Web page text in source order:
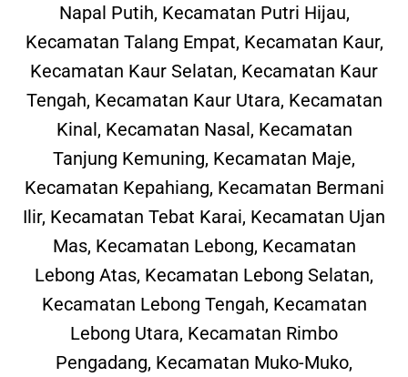
Napal Putih, Kecamatan Putri Hijau,
Kecamatan Talang Empat, Kecamatan Kaur,
Kecamatan Kaur Selatan, Kecamatan Kaur
Tengah, Kecamatan Kaur Utara, Kecamatan
Kinal, Kecamatan Nasal, Kecamatan
Tanjung Kemuning, Kecamatan Maje,
Kecamatan Kepahiang, Kecamatan Bermani
Ilir, Kecamatan Tebat Karai, Kecamatan Ujan
Mas, Kecamatan Lebong, Kecamatan
Lebong Atas, Kecamatan Lebong Selatan,
Kecamatan Lebong Tengah, Kecamatan
Lebong Utara, Kecamatan Rimbo
Pengadang, Kecamatan Muko-Muko,